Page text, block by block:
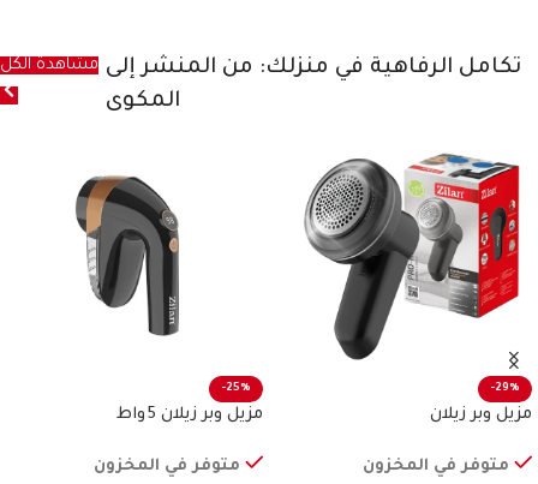
تكامل الرفاهية في منزلك: من المنشر إلى
المكوى
مشاهدة الكل
-29%
مزيل وبر زيلان
متوفر في المخزون
-25%
مزيل وبر زيلان 5 واط
متوفر في المخزون